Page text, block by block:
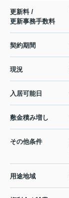
更新料 /
更新事務手数料
契約期間
現況
入居可能日
敷金積み増し
その他条件
用途地域